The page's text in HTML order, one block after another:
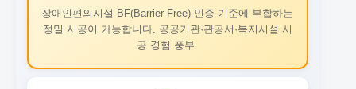
장애인편의시설 BF(Barrier Free) 인증 기준에 부합하는
정밀 시공이 가능합니다. 공공기관·관공서·복지시설 시
공 경험 풍부.